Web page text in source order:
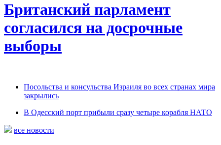
Британский парламент
согласился на досрочные
выборы
Посольства и консульства Израиля во всех странах мира
закрылись
В Одесский порт прибыли сразу четыре корабля НАТО
все новости